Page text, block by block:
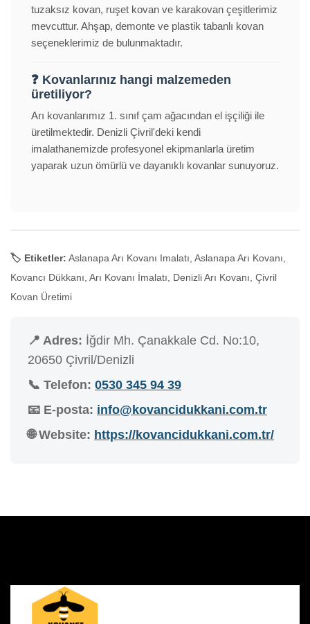
tuzaksız kovan, ruşet kovan ve karakovan çeşitlerimiz
mevcuttur. Ahşap, demonte ve plastik tabanlı kovan
seçeneklerimiz de bulunmaktadır.
❓ Kovanlarınız hangi malzemeden
üretiliyor?
Arı kovanlarımız 1. sınıf çam ağacından el işçiliği ile
üretilmektedir. Denizli Çivril'deki kendi
imalathanemizde profesyonel ekipmanlarla üretim
yaparak uzun ömürlü ve dayanıklı kovanlar sunuyoruz.
🏷️ Etiketler: Aslanapa Arı Kovanı Imalatı, Aslanapa Arı Kovanı,
Kovancı Dükkanı, Arı Kovanı İmalatı, Denizli Arı Kovanı, Çivril
Kovan Üretimi
📍 Adres: İğdir Mh. Çanakkale Cd. No:10,
20650 Çivril/Denizli
📞 Telefon: 0530 345 94 39
📧 E-posta: info@kovancidukkani.com.tr
🌐 Website: https://kovancidukkani.com.tr/